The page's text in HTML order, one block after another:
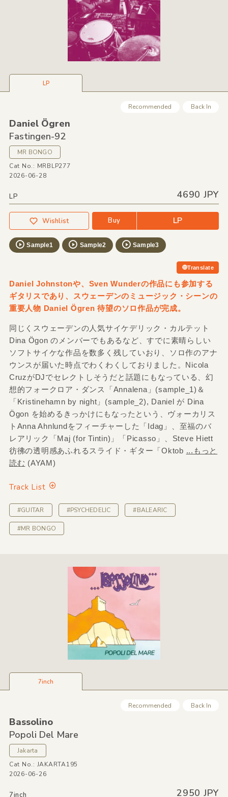
LP
Recommended Back In
Daniel Ögren
Fastingen-92
MR BONGO
Cat No.: MRBLP277
2026-06-28
LP 4690 JPY
Wishlist Buy LP
Sample1 Sample2 Sample3
Translate
Daniel Johnstonや、Sven Wunderの作品にも参加する
ギタリスであり、スウェーデンのミュージック・シーンの
重要人物 Daniel Ögren 待望のソロ作品が完成。
同じくスウェーデンの人気サイケデリック・カルテット
Dina Ögon のメンバーでもあるなど、すでに素晴らしい
ソフトサイケな作品を数多く残していおり、ソロ作のアナ
ウンスが届いた時点でわくわくしておりました。Nicola
CruzがDJでセレクトしそうだと話題にもなっている、幻
想的フォークロア・ダンス「Annalena」(sample_1)＆
「Kristinehamn by night」(sample_2), Daniel が Dina
Ögon を始めるきっかけにもなったという、ヴォーカリス
トAnna Ahnlundをフィーチャーした「Idag」、至福のバ
レアリック「Maj (for Tintin)」「Picasso」、Steve Hiett
彷彿の透明感あふれるスライド・ギター「Oktob ...もっと
読む (AYAM)
Track List
#GUITAR #PSYCHEDELIC #BALEARIC
#MR BONGO
7inch
Recommended Back In
Bassolino
Popoli Del Mare
Jakarta
Cat No.: JAKARTA195
2026-06-26
7inch 2950 JPY